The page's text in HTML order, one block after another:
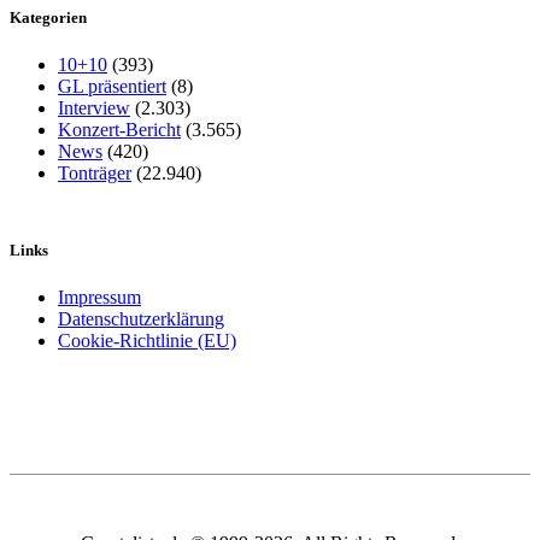
Kategorien
10+10 (393)
GL präsentiert (8)
Interview (2.303)
Konzert-Bericht (3.565)
News (420)
Tonträger(22.940)
Links
Impressum
Datenschutzerklärung
Cookie-Richtlinie (EU)